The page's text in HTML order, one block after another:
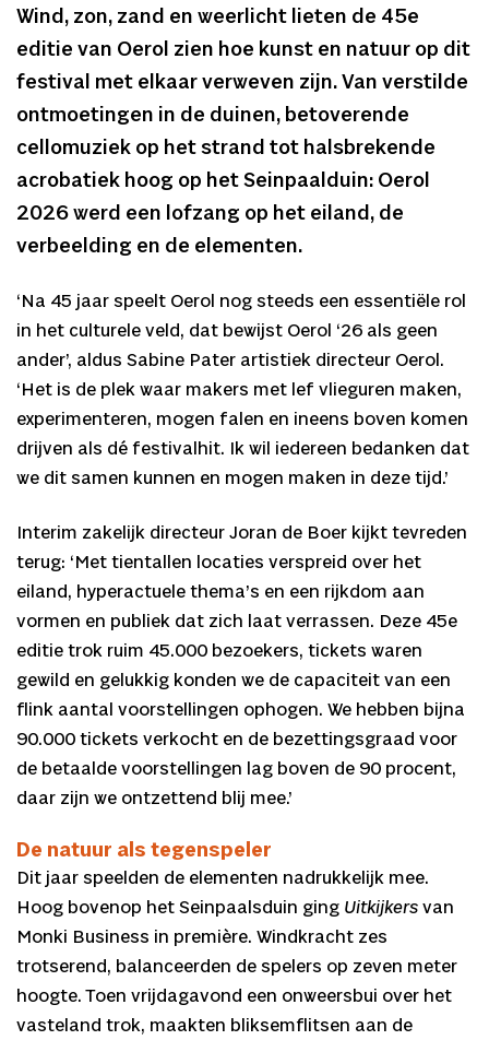
Wind, zon, zand en weerlicht lieten de 45e
editie van Oerol zien hoe kunst en natuur op dit
festival met elkaar verweven zijn. Van verstilde
ontmoetingen in de duinen, betoverende
cellomuziek op het strand tot halsbrekende
acrobatiek hoog op het Seinpaalduin: Oerol
2026 werd een lofzang op het eiland, de
verbeelding en de elementen.
‘Na 45 jaar speelt Oerol nog steeds een essentiële rol
in het culturele veld, dat bewijst Oerol ‘26 als geen
ander’, aldus Sabine Pater artistiek directeur Oerol.
‘Het is de plek waar makers met lef vlieguren maken,
experimenteren, mogen falen en ineens boven komen
drijven als dé festivalhit. Ik wil iedereen bedanken dat
we dit samen kunnen en mogen maken in deze tijd.’
Interim zakelijk directeur Joran de Boer kijkt tevreden
terug: ‘Met tientallen locaties verspreid over het
eiland, hyperactuele thema’s en een rijkdom aan
vormen en publiek dat zich laat verrassen. Deze 45e
editie trok ruim 45.000 bezoekers, tickets waren
gewild en gelukkig konden we de capaciteit van een
flink aantal voorstellingen ophogen. We hebben bijna
90.000 tickets verkocht en de bezettingsgraad voor
de betaalde voorstellingen lag boven de 90 procent,
daar zijn we ontzettend blij mee.’
De natuur als tegenspeler
Dit jaar speelden de elementen nadrukkelijk mee.
Hoog bovenop het Seinpaalsduin ging Uitkijkers van
Monki Business in première. Windkracht zes
trotserend, balanceerden de spelers op zeven meter
hoogte. Toen vrijdagavond een onweersbui over het
vasteland trok, maakten bliksemflitsen aan de